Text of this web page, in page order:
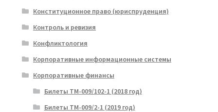
Конституционное право (юриспруденция)
Контроль и ревизия
Конфликтология
Корпоративные информационные системы
Корпоративные финансы
Билеты ТМ-009/102-1 (2018 год)
Билеты ТМ-009/2-1 (2019 год)